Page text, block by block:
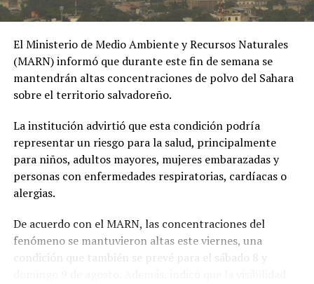
El Ministerio de Medio Ambiente y Recursos Naturales
(MARN) informó que durante este fin de semana se
mantendrán altas concentraciones de polvo del Sahara
sobre el territorio salvadoreño.
La institución advirtió que esta condición podría
representar un riesgo para la salud, principalmente
para niños, adultos mayores, mujeres embarazadas y
personas con enfermedades respiratorias, cardíacas o
alergias.
De acuerdo con el MARN, las concentraciones del
fenómeno se mantuvieron altas este viernes, una
condición que también se prevé para el sábado 8 y